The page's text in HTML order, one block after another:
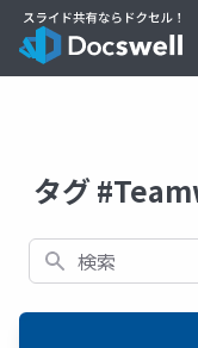
タグ
検索